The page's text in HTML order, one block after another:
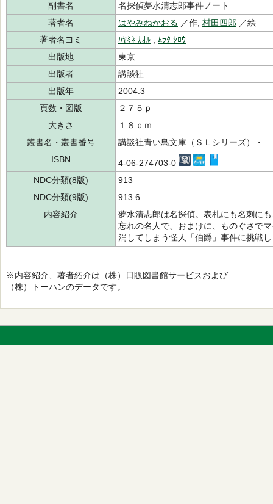
副書名
名探偵夢水清志郎事件ノート
著者名
はやみねかおる ／作, 村田四郎 ／絵
著者名ヨミ
ﾊﾔﾐﾈ ｶｵﾙ
ﾑﾗﾀ ｼﾛｳ
出版地
東京
出版者
講談社
出版年
2004.3
頁数・図版
２７５ｐ
大きさ
１８ｃｍ
叢書名・叢書番号
講談社青い鳥文庫（ＳＬシリーズ）・
ISBN
4-06-274703-0
NDC分類(8版)
913
NDC分類(9版)
913.6
内容紹介
夢水清志郎は名探偵。表札にも名刺に
忘れの名人で、おまけに、ものぐさで
消してしまう怪人「伯爵」事件に挑戦
※内容紹介、著者紹介は（株）日販図書館サービスおよび
（株）トーハンのデータです。